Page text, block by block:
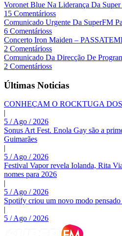
Voronet Blue Na Liderança Da
15 Comentárioss
Comunicado Urgente Da SuperFM
6 Comentárioss
Concerto Iron Maiden –
2 Comentárioss
Comunicado Da Direcção De
2 Comentárioss
Últimas Noticias
CONHEÇAM O ROCKTUGA
5 / Ago / 2026
Sonus Art Fest. Enola Gay são a
Guimarães
5 / Ago / 2026
Festival Vapor revela Iolanda, Rita
nomes para 2026
5 / Ago / 2026
Spotify criou um novo modo
5 / Ago / 2026